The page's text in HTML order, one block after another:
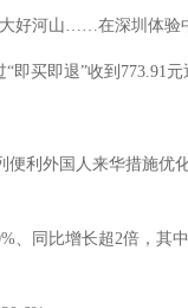
好河山……在深圳体验
买即退”收到773.91元
利外国人来华措施优
同比增长超2倍，其中